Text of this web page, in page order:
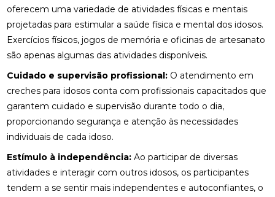
oferecem uma variedade de atividades físicas e mentais
projetadas para estimular a saúde física e mental dos idosos.
Exercícios físicos, jogos de memória e oficinas de artesanato
são apenas algumas das atividades disponíveis.
Cuidado e supervisão profissional: O atendimento em
creches para idosos conta com profissionais capacitados que
garantem cuidado e supervisão durante todo o dia,
proporcionando segurança e atenção às necessidades
individuais de cada idoso.
Estímulo à independência: Ao participar de diversas
atividades e interagir com outros idosos, os participantes
tendem a se sentir mais independentes e autoconfiantes, o